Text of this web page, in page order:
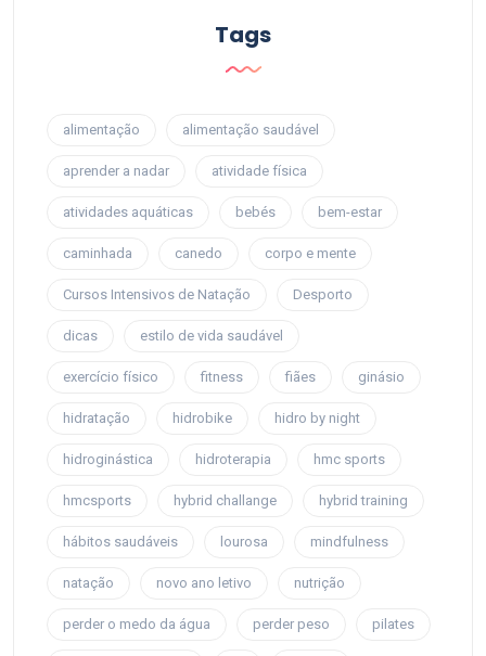
Tags
alimentação alimentação saudável
aprender a nadar atividade física
atividades aquáticas bebés bem-estar
caminhada canedo corpo e mente
Cursos Intensivos de Natação Desporto
dicas estilo de vida saudável
exercício físico fitness fiães ginásio
hidratação hidrobike hidro by night
hidroginástica hidroterapia hmc sports
hmcsports hybrid challange hybrid training
hábitos saudáveis lourosa mindfulness
natação novo ano letivo nutrição
perder o medo da água perder peso pilates